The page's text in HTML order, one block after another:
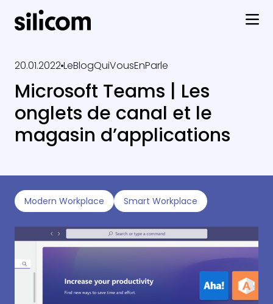
20.01.2022LeBlogQuiVousEnParle
Microsoft Teams | Les
onglets de canal et le
magasin d’applications
Modern Workplace Smart Workplace